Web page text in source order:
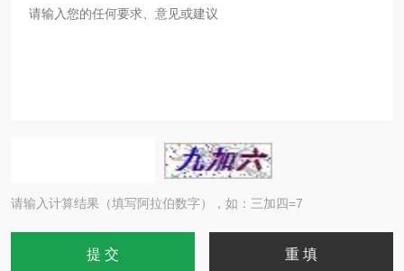
请输入计算结果（填写阿拉伯数字），如：三加四=7